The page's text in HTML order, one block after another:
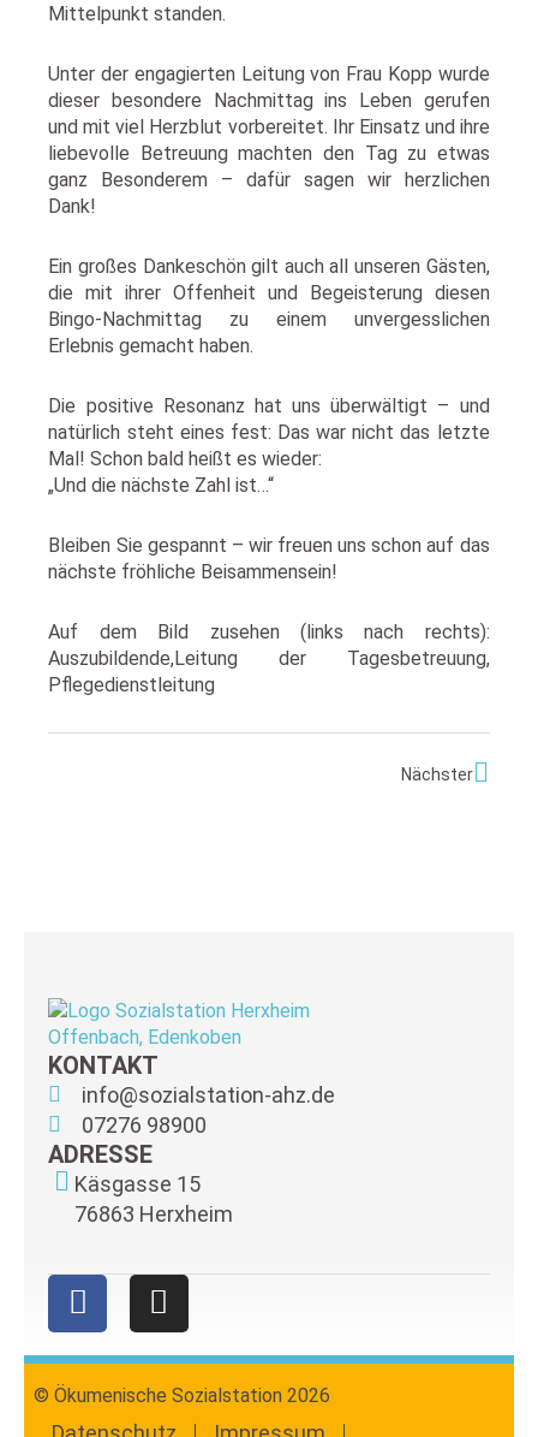
Mittelpunkt standen.
Unter der engagierten Leitung von Frau Kopp wurde
dieser besondere Nachmittag ins Leben gerufen
und mit viel Herzblut vorbereitet. Ihr Einsatz und ihre
liebevolle Betreuung machten den Tag zu etwas
ganz Besonderem – dafür sagen wir herzlichen
Dank!
Ein großes Dankeschön gilt auch all unseren Gästen,
die mit ihrer Offenheit und Begeisterung diesen
Bingo-Nachmittag zu einem unvergesslichen
Erlebnis gemacht haben.
Die positive Resonanz hat uns überwältigt – und
natürlich steht eines fest: Das war nicht das letzte
Mal! Schon bald heißt es wieder:
„Und die nächste Zahl ist…“
Bleiben Sie gespannt – wir freuen uns schon auf das
nächste fröhliche Beisammensein!
Auf dem Bild zusehen (links nach rechts):
Auszubildende,Leitung der Tagesbetreuung,
Pflegedienstleitung
Nächster
KONTAKT
info@sozialstation-ahz.de
07276 98900
ADRESSE
Käsgasse 15
76863 Herxheim
F
a
c
e
b
I
n
s
t
a
© Ökumenische Sozialstation 2026